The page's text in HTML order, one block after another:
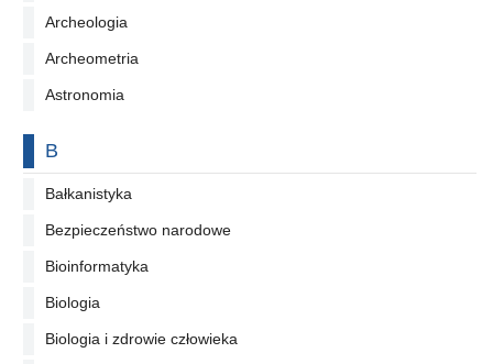
Archeologia
Archeometria
Astronomia
Na literę
B
Bałkanistyka
Bezpieczeństwo narodowe
Bioinformatyka
Biologia
Biologia i zdrowie człowieka